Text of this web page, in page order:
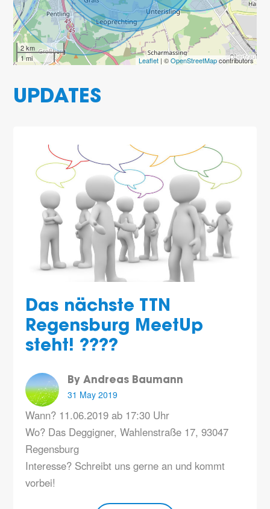
2 km
1 mi
Leaflet| ©OpenStreetMapcontributors
UPDATES
Das nächste TTN
Regensburg MeetUp
steht! ????
By Andreas Baumann
31 May 2019
Wann? 11.06.2019 ab 17:30 Uhr
Wo? Das Deggigner, Wahlenstraße 17, 93047
Regensburg
Interesse? Schreibt uns gerne an und kommt
vorbei!